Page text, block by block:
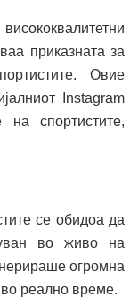
приказната за
Овие
Instagram
спортистите,
се обидоа да
во живо на
огромна
во реално време.